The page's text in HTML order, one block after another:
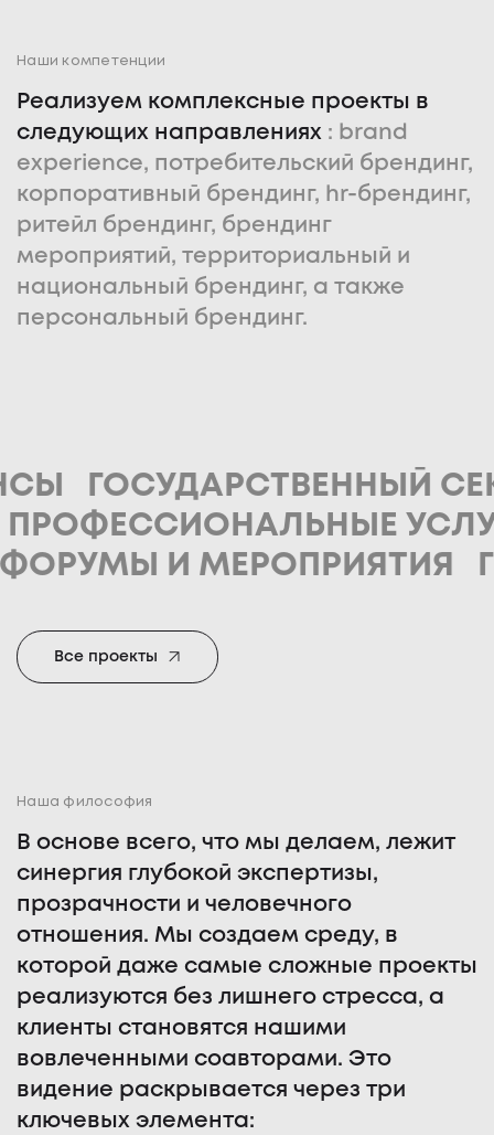
Наши компетенции
Реализуем комплексные проекты в
следующих направлениях : brand
experience, потребительский брендинг,
корпоративный брендинг, hr-брендинг,
ритейл брендинг, брендинг
мероприятий, территориальный и
национальный брендинг, а также
персональный брендинг.
СЕКТОР
ПРОФЕССИОНАЛЬНЫЕ
И МЕРОПРИЯТИЯ
Все проекты
Наша философия
В основе всего, что мы делаем, лежит
синергия глубокой экспертизы,
прозрачности и человечного
отношения. Мы создаем среду, в
которой даже самые сложные проекты
реализуются без лишнего стресса, а
клиенты становятся нашими
вовлеченными соавторами. Это
видение раскрывается через три
ключевых элемента: